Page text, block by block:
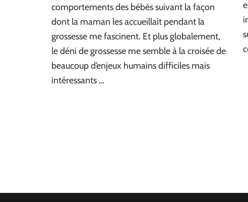
comportements des bébés suivant la façon
dont la maman les accueillait pendant la
grossesse me fascinent. Et plus globalement,
le déni de grossesse me semble à la croisée de
beaucoup d’enjeux humains difficiles mais
intéressants …